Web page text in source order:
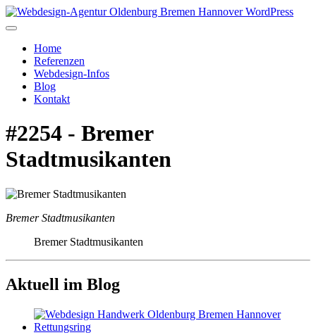
Home
Referenzen
Webdesign-Infos
Blog
Kontakt
#2254 - Bremer
Stadtmusikanten
Bremer Stadtmusikanten
Bremer Stadtmusikanten
Aktuell im Blog